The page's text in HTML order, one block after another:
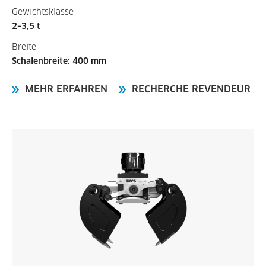
Gewichtsklasse
2–3,5 t
Breite
Schalenbreite: 400 mm
MEHR ERFAHREN RECHERCHE REVENDEUR